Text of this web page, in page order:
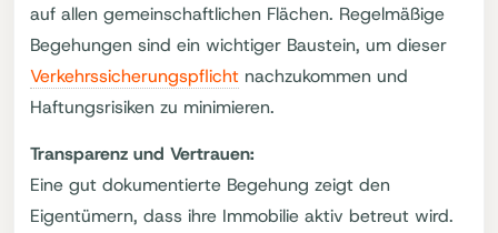
auf allen gemeinschaftlichen Flächen. Regelmäßige
Begehungen sind ein wichtiger Baustein, um dieser
Verkehrssicherungspflicht nachzukommen und
Haftungsrisiken zu minimieren.
Transparenz und Vertrauen:
Eine gut dokumentierte Begehung zeigt den
Eigentümern, dass ihre Immobilie aktiv betreut wird.